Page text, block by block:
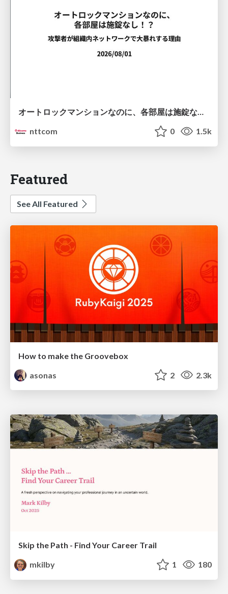
オートロックマンションなのに、各部屋は施錠なし！？ 攻撃者が組織内ネットワークで大暴れする理由 / The Front Door Is Locked, but the Rooms Are Wide Open: Why Attackers Move Freely Inside Enterprise Networks
nttcom
0 1.5k
Featured
See All Featured
How to make the Groovebox
asonas
2 2.3k
Skip the Path - Find Your Career Trail
mkilby
1 180